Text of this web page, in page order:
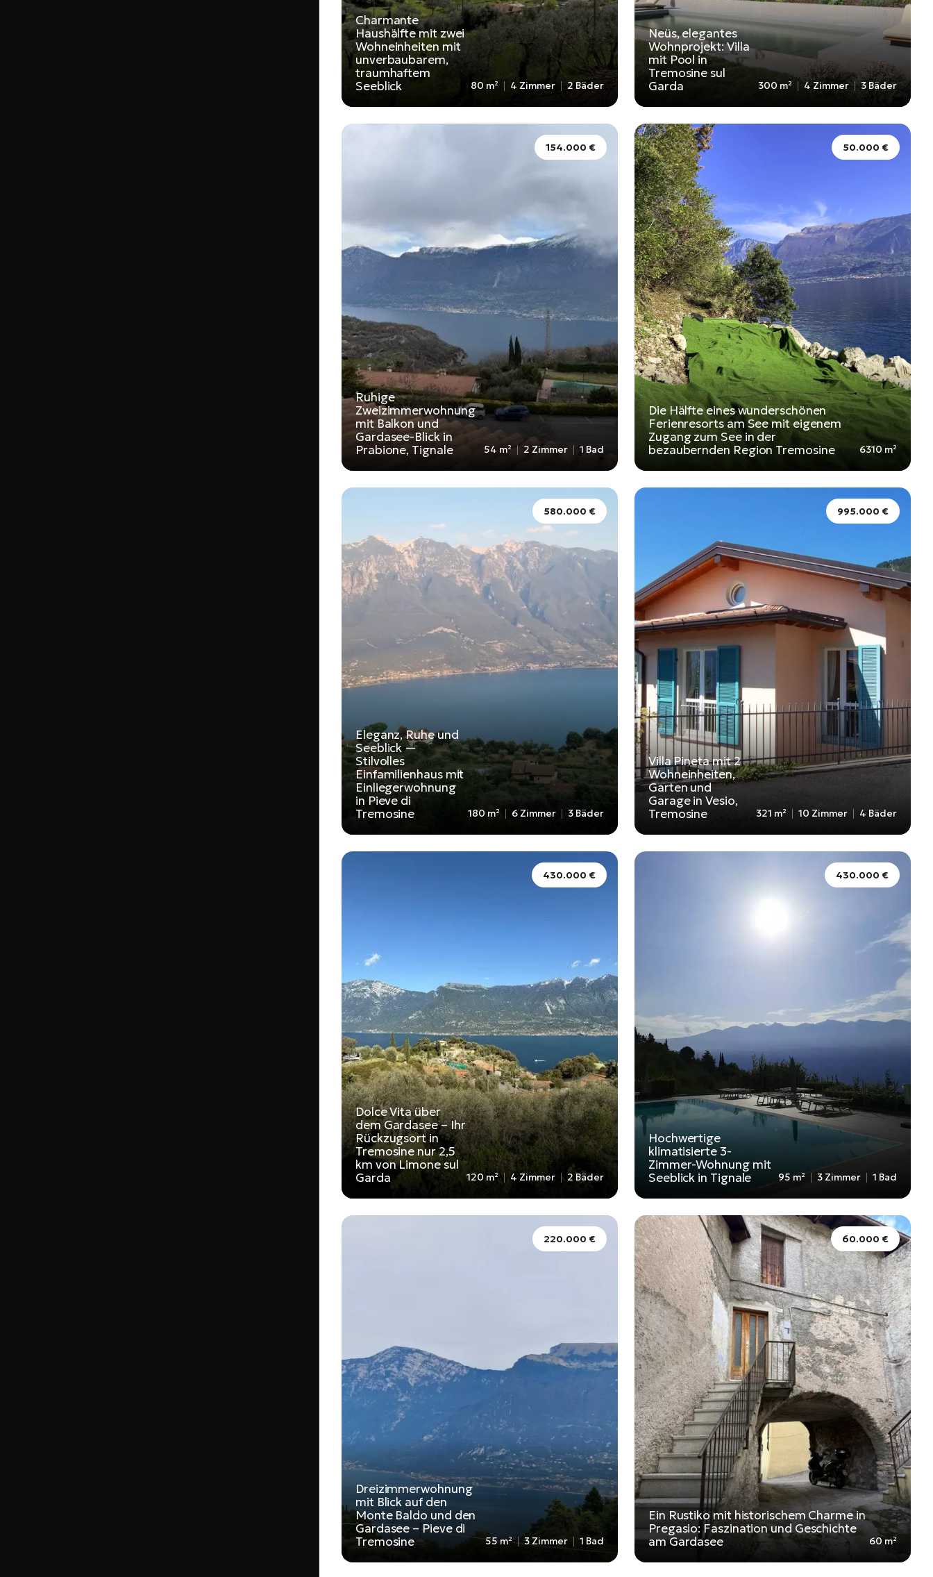
Charmante
Haushälfte mit zwei
Wohneinheiten mit
unverbaubarem,
traumhaftem
Seeblick
80 m² 4 Zimmer 2 Bäder
Neüs, elegantes
Wohnprojekt: Villa
mit Pool in
Tremosine sul
Garda
300 m² 4 Zimmer 3 Bäder
154.000 €
Ruhige
Zweizimmerwohnung
mit Balkon und
Gardasee-Blick in
Prabione, Tignale
54 m² 2 Zimmer 1 Bad
50.000 €
Die Hälfte eines wunderschönen
Ferienresorts am See mit eigenem
Zugang zum See in der
bezaubernden Region Tremosine
6310 m²
580.000 €
Eleganz, Ruhe und
Seeblick —
Stilvolles
Einfamilienhaus mit
Einliegerwohnung
in Pieve di
Tremosine
180 m² 6 Zimmer 3 Bäder
995.000 €
Villa Pineta mit 2
Wohneinheiten,
Garten und
Garage in Vesio,
Tremosine
321 m² 10 Zimmer 4 Bäder
430.000 €
Dolce Vita über
dem Gardasee – Ihr
Rückzugsort in
Tremosine nur 2,5
km von Limone sul
Garda
120 m² 4 Zimmer 2 Bäder
430.000 €
Hochwertige
klimatisierte 3-
Zimmer-Wohnung mit
Seeblick in Tignale
95 m² 3 Zimmer 1 Bad
220.000 €
Dreizimmerwohnung
mit Blick auf den
Monte Baldo und den
Gardasee – Pieve di
Tremosine
55 m² 3 Zimmer 1 Bad
60.000 €
Ein Rustiko mit historischem Charme in
Pregasio: Faszination und Geschichte
am Gardasee
60 m²